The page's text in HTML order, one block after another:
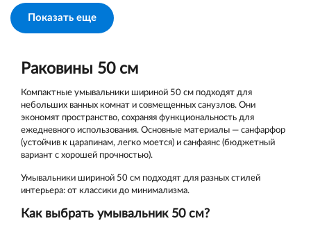
Показать еще
Раковины 50 см
Компактные умывальники шириной 50 см подходят для
небольших ванных комнат и совмещенных санузлов. Они
экономят пространство, сохраняя функциональность для
ежедневного использования. Основные материалы — санфарфор
(устойчив к царапинам, легко моется) и санфаянс (бюджетный
вариант с хорошей прочностью).
Умывальники шириной 50 см подходят для разных стилей
интерьера: от классики до минимализма.
Как выбрать умывальник 50 см?